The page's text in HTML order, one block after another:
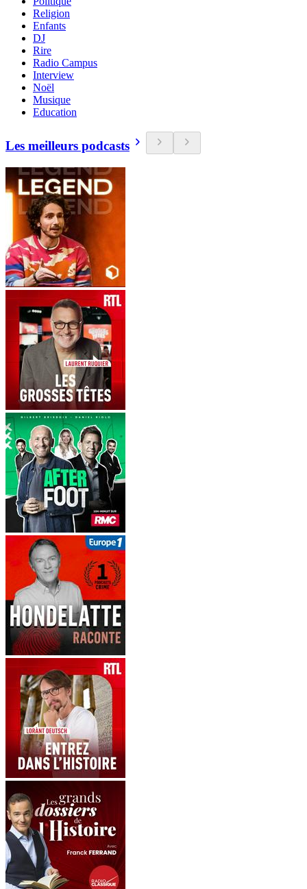
Religion
Enfants
DJ
Rire
Radio Campus
Interview
Noël
Musique
Education
Les meilleurs podcasts